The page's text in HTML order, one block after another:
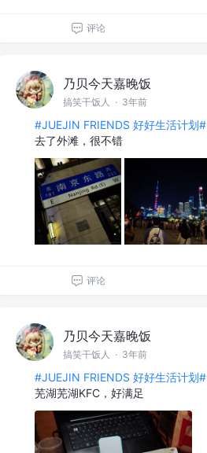
评论
乃贝今天嘉晚饭
搞笑干饭人 · 3年前
#JUEJIN FRIENDS 好好生活计划#
去了外滩，很不错
评论
乃贝今天嘉晚饭
搞笑干饭人 · 3年前
#JUEJIN FRIENDS 好好生活计划#
芜湖芜湖KFC，好满足